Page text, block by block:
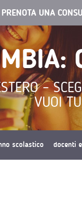
PRENOTA UNA
–
VUOI TU
scolastico docenti